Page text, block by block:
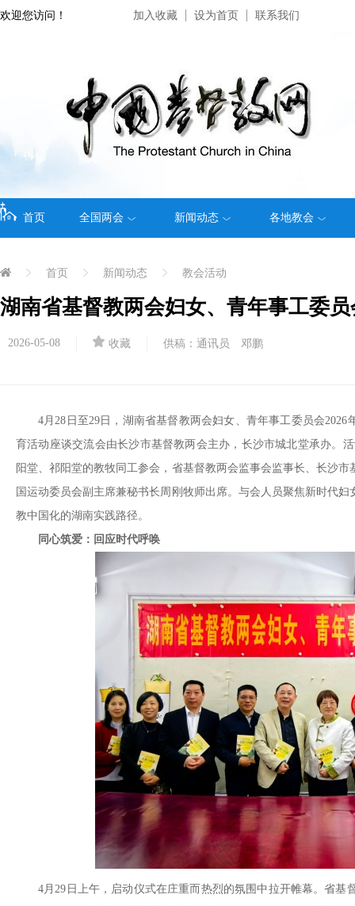
欢迎您访问！ 加入收藏 设为首页 联系我们
首页 全国两会 新闻动态 各地教会
首页 新闻动态 教会活动
湖南省基督教两会妇女、青年事工委
2026-05-08 收藏 供稿：通讯员 邓鹏
4月28日至29日，湖南省基督教两会妇女、青年事工委员会
育活动座谈交流会由长沙市基督教两会主办，长沙市城北堂承办。
阳堂、祁阳堂的教牧同工参会，省基督教两会监事会监事长、长沙
国运动委员会副主席兼秘书长周刚牧师出席。与会人员聚焦新时代
教中国化的湖南实践路径。
同心筑爱：回应时代呼唤
4月29日上午，启动仪式在庄重而热烈的氛围中拉开帷幕。省